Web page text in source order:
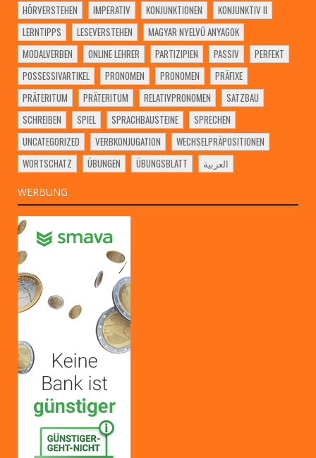
HÖRVERSTEHEN
IMPERATIV KONJUNKTIONEN
KONJUNKTIV II
LERNTIPPS
LESEVERSTEHEN
MAGYAR NYELVŰ ANYAGOK
MODALVERBEN
ONLINE LEHRER PARTIZIPIEN PASSIV
PERFEKT
POSSESSIVARTIKEL
PRONOMEN PRONOMEN
PRÄFIXE
PRÄTERITUM
PRÄTERITUM RELATIVPRONOMEN
SATZBAU
SCHREIBEN
SPIEL SPRACHBAUSTEINE
SPRECHEN
UNCATEGORIZED
VERBKONJUGATION
WECHSELPRÄPOSITIONEN
WORTSCHATZ
ÜBUNGEN ÜBUNGSBLATT العربية
WERBUNG